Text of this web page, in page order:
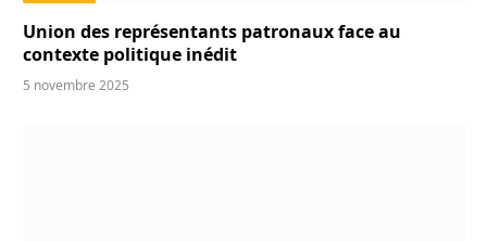
Union des représentants patronaux face au
contexte politique inédit
5 novembre 2025